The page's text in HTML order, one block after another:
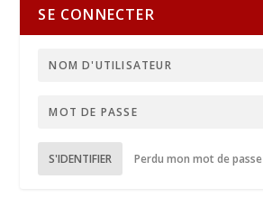
SE CONNECTER
S'IDENTIFIER Perdu mon mot de passe